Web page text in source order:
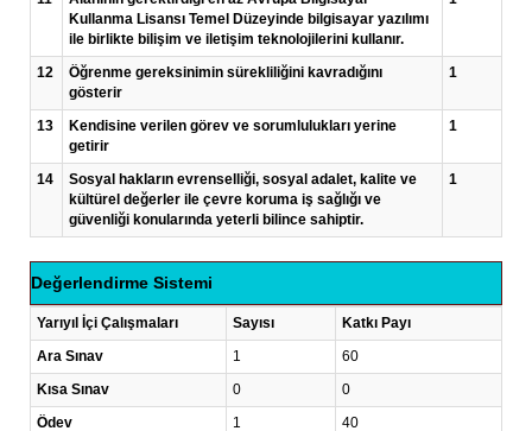
Kullanma Lisansı Temel Düzeyinde bilgisayar yazılımı
ile birlikte bilişim ve iletişim teknolojilerini kullanır.
12
Öğrenme gereksinimin sürekliliğini kavradığını
gösterir
1
13
Kendisine verilen görev ve sorumlulukları yerine
getirir
1
14
Sosyal hakların evrenselliği, sosyal adalet, kalite ve
kültürel değerler ile çevre koruma iş sağlığı ve
güvenliği konularında yeterli bilince sahiptir.
1
Değerlendirme Sistemi
Yarıyıl İçi Çalışmaları Sayısı
Katkı Payı
Ara Sınav
1
60
Kısa Sınav
0
0
Ödev
1
40